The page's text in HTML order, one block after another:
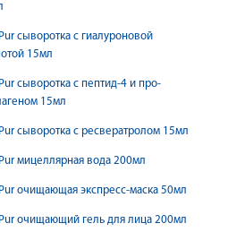
cыворотка с гиалуроновой
15мл
cыворотка с пептид-4 и про-
15мл
cыворотка с ресвератролом 15мл
мицеллярная вода 200мл
очищающая экспресс-маска 50мл
очищающий гель для лица 200мл